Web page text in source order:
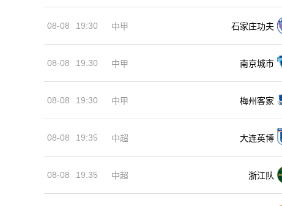
08-08 19:30 中甲 石家庄功夫
08-08 19:30 中甲 南京城市
08-08 19:30 中甲 梅州客家
08-08 19:35 中超 大连英博
08-08 19:35 中超 浙江队